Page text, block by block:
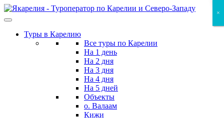
Skip
to
contentТуры в Карелию
Все туры по Карелии
На 1 день
На 2 дня
На 3 дня
На 4 дня
На 5 дней
Объекты
о. Валаам
Кижи
×
×
×